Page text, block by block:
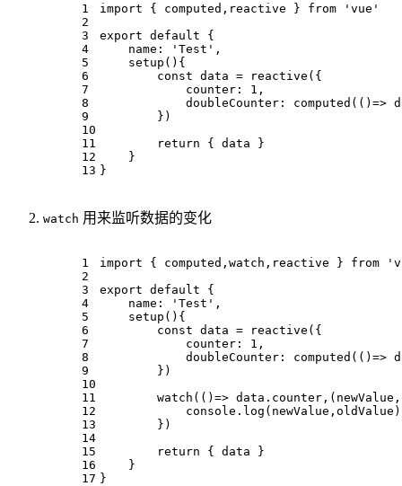
1
2
3
4
5
6
7
8
9
10
11
12
13
import { computed,reactive } from
'vue'
export default {
name : 'Test' ,
setup ( ){
const data = reactive ({
counter : 1 ,
doubleCounter : computed ( ()=>
        })
return { data }
    }
}
watch 用来监听数据的变化
1
2
3
4
5
6
7
8
9
10
11
12
13
14
15
16
17
import { computed,watch,reactive } from
export default {
name : 'Test' ,
setup ( ){
const data = reactive ({
counter : 1 ,
doubleCounter : computed ( ()=>
        })
watch ( ()=> data. counter , (
console . log (newValue,oldValue)
        })
return { data }
    }
}